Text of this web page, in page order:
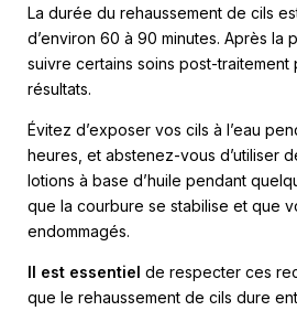
La durée du rehaussement de cils
d’environ 60 à 90 minutes. Après
suivre certains soins post-traitement
résultats.
Évitez d’exposer vos cils à l’eau
heures, et abstenez-vous d’utiliser
lotions à base d’huile pendant
que la courbure se stabilise et que
endommagés.
Il est essentiel de respecter ces
que le rehaussement de cils dure